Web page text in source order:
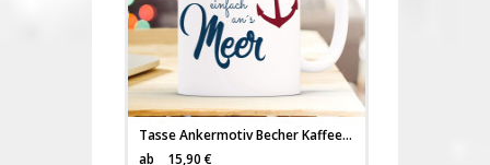
Tasse Ankermotiv Becher Kaffeetasse Kaffeebecher maritim mit Anker und Spruch ich gehöre an's Meer ts488
ab
15,90 €